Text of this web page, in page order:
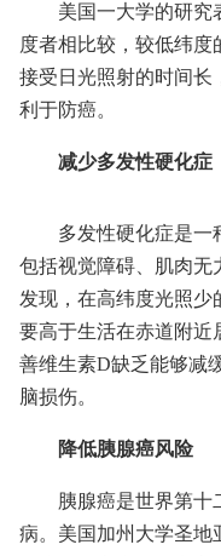
美国一大学的研究
度者相比较，较低纬
接受日光照射的时间长
利于防癌。
减少多发性硬化症
多发性硬化症是一
包括视觉障碍、肌肉无
发现，在高纬度光照
要高于生活在赤道附近
善维生素D缺乏能够减
脑损伤。
降低胰腺癌风险
胰腺癌是世界第十
病。美国加州大学圣地